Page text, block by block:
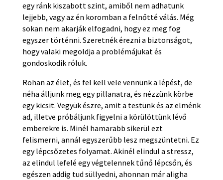
egy ránk kiszabott szint, amiből nem adhatunk
lejjebb, vagy az én koromban a felnőtté válás. Még
sokan nem akarják elfogadni, hogy ez meg fog
egyszer történni. Szeretnék érezni a biztonságot,
hogy valaki megoldja a problémájukat és
gondoskodik róluk.
Rohan az élet, és fel kell vele vennünk a lépést, de
néha álljunk meg egy pillanatra, és nézzünk körbe
egy kicsit. Vegyük észre, amit a testünk és az elménk
ad, illetve próbáljunk figyelni a körülöttünk lévő
emberekre is. Minél hamarabb sikerül ezt
felismerni, annál egyszerűbb lesz megszüntetni. Ez
egy lépcsőzetes folyamat. Akinél elindul a stressz,
az elindul lefelé egy végtelennek tűnő lépcsőn, és
egészen addig tud süllyedni, ahonnan már aligha